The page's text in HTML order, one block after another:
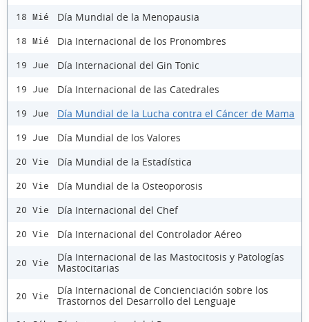
18 Mié Día Mundial de la Menopausia
18 Mié Dia Internacional de los Pronombres
19 Jue Día Internacional del Gin Tonic
19 Jue Día Internacional de las Catedrales
19 Jue Día Mundial de la Lucha contra el Cáncer de Mama
19 Jue Día Mundial de los Valores
20 Vie Día Mundial de la Estadística
20 Vie Día Mundial de la Osteoporosis
20 Vie Día Internacional del Chef
20 Vie Día Internacional del Controlador Aéreo
20 Vie
Día Internacional de las Mastocitosis y Patologías
Mastocitarias
20 Vie
Día Internacional de Concienciación sobre los
Trastornos del Desarrollo del Lenguaje